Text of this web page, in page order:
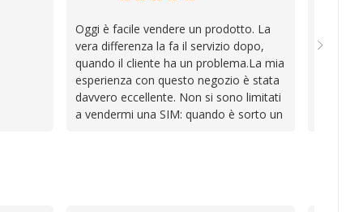
Oggi è facile vendere un prodotto. La
vera differenza la fa il servizio dopo,
quando il cliente ha un problema.La mia
esperienza con questo negozio è stata
davvero eccellente. Non si sono limitati
a vendermi una SIM: quando è sorto un
sono